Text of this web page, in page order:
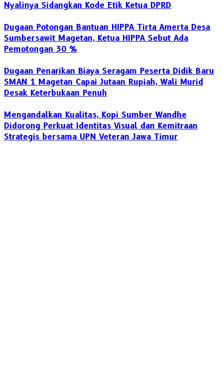
Nyalinya Sidangkan Kode Etik Ketua DPRD
Dugaan Potongan Bantuan HIPPA Tirta Amerta Desa
Sumbersawit Magetan, Ketua HIPPA Sebut Ada
Pemotongan 30 %
Dugaan Penarikan Biaya Seragam Peserta Didik Baru
SMAN 1 Magetan Capai Jutaan Rupiah, Wali Murid
Desak Keterbukaan Penuh
Mengandalkan Kualitas, Kopi Sumber Wandhe
Didorong Perkuat Identitas Visual dan Kemitraan
Strategis bersama UPN Veteran Jawa Timur